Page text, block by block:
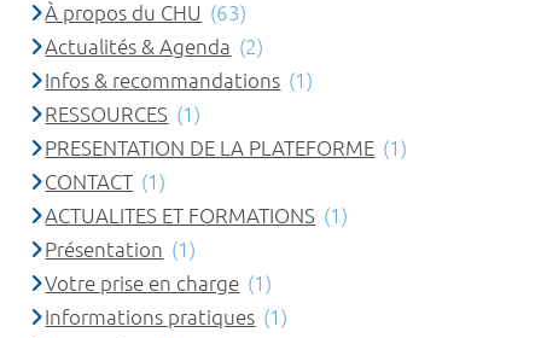
À propos du CHU (63)
Actualités & Agenda (2)
Infos & recommandations (1)
RESSOURCES (1)
PRESENTATION DE LA PLATEFORME (1)
CONTACT (1)
ACTUALITES ET FORMATIONS (1)
Présentation (1)
Votre prise en charge (1)
Informations pratiques (1)